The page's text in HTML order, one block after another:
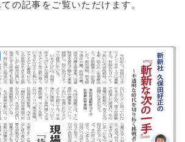
の記事をご覧いただけます。